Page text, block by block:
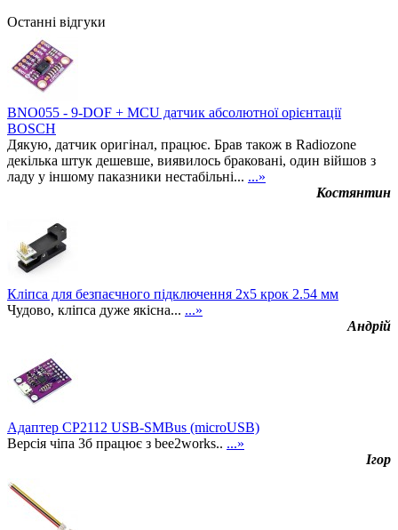
Останні відгуки
BNO055 - 9-DOF + MCU датчик абсолютної орієнтації
BOSCH
Дякую, датчик оригінал, працює. Брав також в Radiozone
декілька штук дешевше, виявилось браковані, один війшов з
ладу у іншому паказники нестабільні... ...»
Костянтин
Кліпса для безпаєчного підключення 2х5 крок 2.54 мм
Чудово, кліпса дуже якісна... ...»
Андрій
Адаптер CP2112 USB-SMBus (microUSB)
Версія чіпа 3б працює з bee2works.. ...»
Ігор